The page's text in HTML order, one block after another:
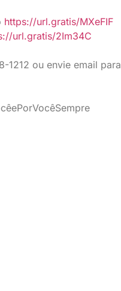
https://url.gratis/MXeFIF
url.gratis/2Im34C
1212 ou envie email para